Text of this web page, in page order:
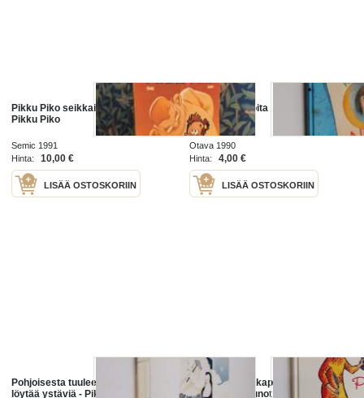
Pikku Piko seikkailee 1 - Minä olen
Pikku Piko
Semic 1991
Hinta:
10,00 €
LISÄÄ OSTOSKORIIN
Pikku pikku noita
Otava 1990
Hinta:
4,00 €
LISÄÄ OSTOSKORIIN
Pohjoisesta tuulee : pikku pingviini
löytää ystäviä - Pikku pingviini
Pikku Akan taikapäivä : Pikku
Akan kootut runot ja laulut